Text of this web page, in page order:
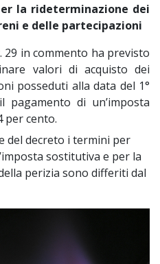
la rideterminazione dei
e delle partecipazioni
29 in commento ha previsto
valori di acquisto dei
posseduti alla data del 1°
pagamento di un’imposta
per cento.
del decreto i termini per
sostitutiva e per la
perizia sono differiti dal